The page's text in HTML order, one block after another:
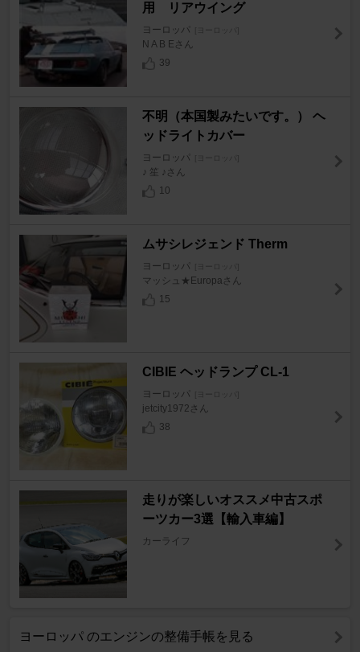
用 リアウイング
ヨーロッパ [ヨーロッパ]
N A B Eさん
39
不明（本国製みたいです。） ヘ
ッドライトカバー
ヨーロッパ [ヨーロッパ]
♪ 笙 ♪さん
10
ムサシレジェンド Therm
ヨーロッパ [ヨーロッパ]
マッシュ★Europaさん
15
CIBIE ヘッドランプ CL-1
ヨーロッパ [ヨーロッパ]
jetcity1972さん
38
走りが楽しいオススメ中古スポ
ーツカー3選【輸入車編】
カーライフ
ヨーロッパ のエンジンの整備手帳を見る